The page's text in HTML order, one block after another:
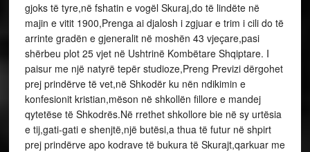
gjoks të tyre,në fshatin e vogël Skuraj,do të lindëte në
majin e vitit 1900,Prenga ai djalosh i zgjuar e trim i cili do të
arrinte gradën e gjeneralit në moshën 43 vjeçare,pasi
shërbeu plot 25 vjet në Ushtrinë Kombëtare Shqiptare. I
paisur me një natyrë tepër studioze,Preng Previzi dërgohet
prej prindërve të vet,në Shkodër ku nën ndikimin e
konfesionit kristian,mëson në shkollën fillore e mandej
qytetëse të Shkodrës.Në rrethet shkollore bie në sy urtësia
e tij,gati-gati e shenjtë,një butësi,a thua të futur në shpirt
prej prindërve apo kodrave të bukura të Skurajt,qarkuar me